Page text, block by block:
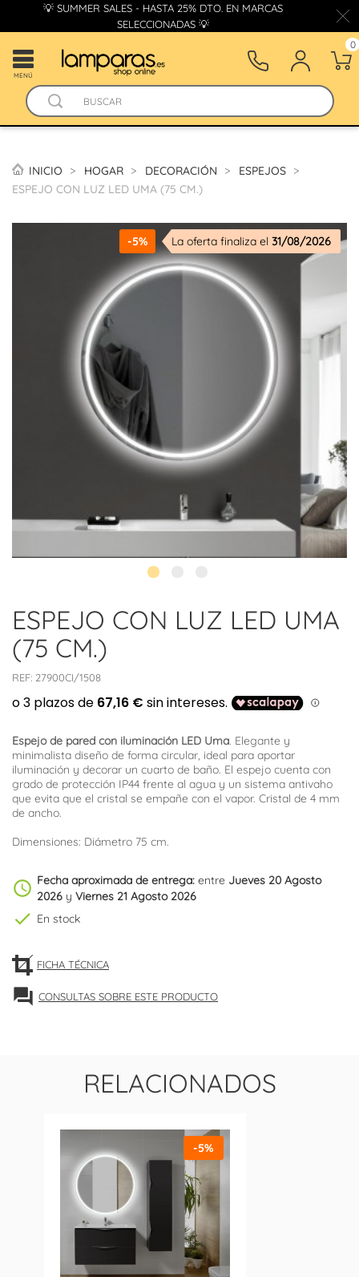
💡 SUMMER SALES - HASTA 25% DTO. EN MARCAS
SELECCIONADAS 💡
MENÚ
0
INICIO HOGAR DECORACIÓN
ESPEJOS
ESPEJO CON LUZ LED UMA (75 CM.)
-5% La oferta finaliza el 31/08/2026
ESPEJO CON LUZ LED UMA
(75 CM.)
REF: 27900CI/1508
Espejo de pared con iluminación LED Uma. Elegante y
minimalista diseño de forma circular, ideal para aportar
iluminación y decorar un cuarto de baño. El espejo cuenta con
grado de protección IP44 frente al agua y un sistema antivaho
que evita que el cristal se empañe con el vapor. Cristal de 4 mm
de ancho.
Dimensiones: Diámetro 75 cm.
schedule Fecha aproximada de entrega: entre Jueves 20 Agosto
2026 y Viernes 21 Agosto 2026
check En stock
FICHA TÉCNICA
forum CONSULTAS SOBRE ESTE PRODUCTO
RELACIONADOS
-5%